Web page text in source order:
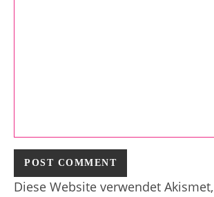
Diese Website verwendet